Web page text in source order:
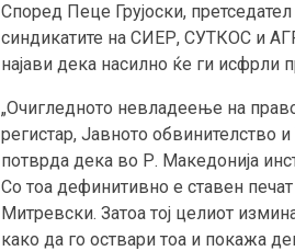
Според Пеце Грујоски,
синдикатите на СИЕР, СУТКОС и
најави дека насилно ќе ги исфрли
„Очигледното невладеење на
регистар, Јавното обвинителство
потврда дека во Р. Македонија
Со тоа дефинитивно е ставен
Митревски. Затоа тој целиот
како да го оствари тоа и покажа